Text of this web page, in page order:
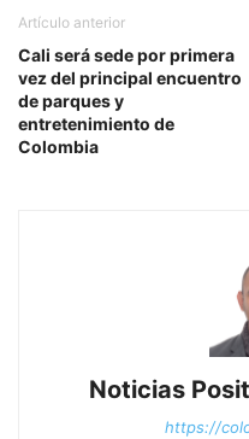
Artículo anterior
Cali será sede por primera
vez del principal encuentro
de parques y
entretenimiento de
Colombia
Noticias
https://